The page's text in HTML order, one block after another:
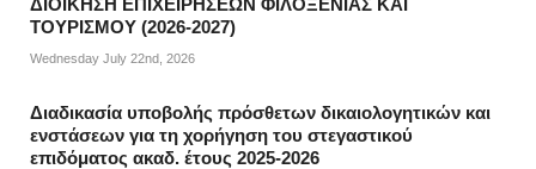
ΔΙΟΙΚΗΣΗ ΕΠΙΧΕΙΡΗΣΕΩΝ ΦΙΛΟΞΕΝΙΑΣ ΚΑΙ
ΤΟΥΡΙΣΜΟΥ (2026-2027)
Wednesday July 22nd, 2026
Διαδικασία υποβολής πρόσθετων δικαιολογητικών και
ενστάσεων για τη χορήγηση του στεγαστικού
επιδόματος ακαδ. έτους 2025-2026